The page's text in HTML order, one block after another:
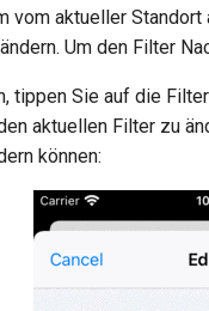
vom aktueller
Um den Filter
tippen Sie auf die
aktuellen Filter zu
können: